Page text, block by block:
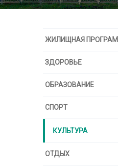
ЖИЛИЩНАЯ
ЗДОРОВЬЕ
ОБРАЗОВАНИЕ
СПОРТ
КУЛЬТУРА
ОТДЫХ